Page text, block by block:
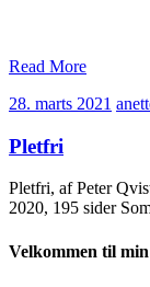
Read More
28. marts 2021 28.
Pletfri
Pletfri, af Peter
2020, 195 sider
Velkommen til min